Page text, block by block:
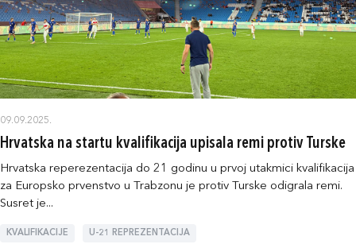
09.09.2025.
Hrvatska na startu kvalifikacija upisala remi protiv Turske
Hrvatska reperezentacija do 21 godinu u prvoj utakmici kvalifikacija
za Europsko prvenstvo u Trabzonu je protiv Turske odigrala remi.
Susret je...
KVALIFIKACIJE U-21 REPREZENTACIJA